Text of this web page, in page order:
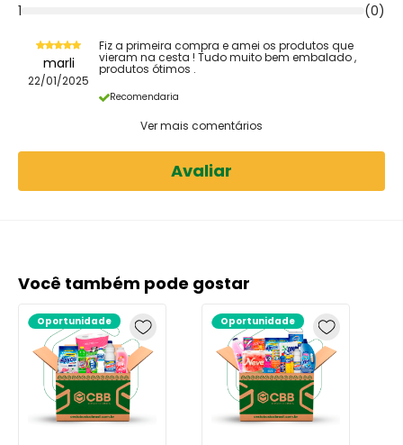
1
(0)
marli
22/01/2025
Fiz a primeira compra e amei os produtos que
vieram na cesta ! Tudo muito bem embalado ,
produtos ótimos .
Recomendaria
Ver mais comentários
Avaliar
Você também pode gostar
Oportunidade Oportunidade